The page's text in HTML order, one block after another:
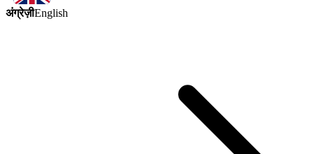
अंग्रेज़ीEnglish